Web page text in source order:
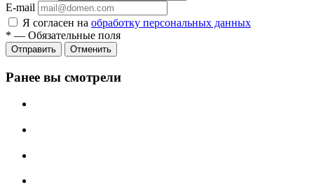
E-mail
Я согласен на обработку персональных данных
* — Обязательные поля
Отменить
Ранее вы смотрели